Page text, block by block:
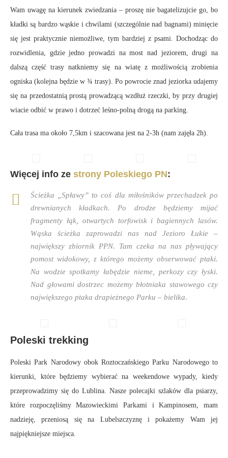
Wam uwagę na kierunek zwiedzania – proszę nie bagatelizujcie go, bo
kładki są bardzo wąskie i chwilami (szczególnie nad bagnami) minięcie
się jest praktycznie niemożliwe, tym bardziej z psami. Dochodząc do
rozwidlenia, gdzie jedno prowadzi na most nad jeziorem, drugi na
dalszą część trasy natkniemy się na wiatę z możliwością zrobienia
ogniska (kolejna będzie w ¾ trasy). Po powrocie znad jeziorka udajemy
się na przedostatnią prostą prowadzącą wzdłuż rzeczki, by przy drugiej
wiacie odbić w prawo i dotrzeć leśno-polną drogą na parking.
Cała trasa ma około 7,5km i szacowana jest na 2-3h (nam zajęła 2h).
Więcej info ze strony Poleskiego PN:
Ścieżka „Spławy” to coś dla miłośników przechadzek po
drewnianych kładkach. Po drodze będziemy mijać
fragmenty łąk, otwartych torfowisk i bagiennych lasów.
Wąska ścieżka zaprowadzi nas nad Jezioro Łukie –
największy zbiornik PPN. Tam czeka na nas pływający
pomost widokowy, z którego możemy obserwować ptaki.
Na wodzie spotkamy łabędzie nieme, perkozy czy łyski.
Nad głowami dostrzec możemy błotniaka stawowego czy
największego ptaka drapieżnego Parku – bielika.
Poleski trekking
Poleski Park Narodowy obok Roztoczańskiego Parku Narodowego to
kierunki, które będziemy wybierać na weekendowe wypady, kiedy
przeprowadzimy się do Lublina. Nasze polecajki szlaków dla psiarzy,
które rozpoczęliśmy Mazowieckimi Parkami i Kampinosem, mam
nadzieję, przeniosą się na Lubelszczyznę i pokażemy Wam jej
najpiękniejsze miejsca.